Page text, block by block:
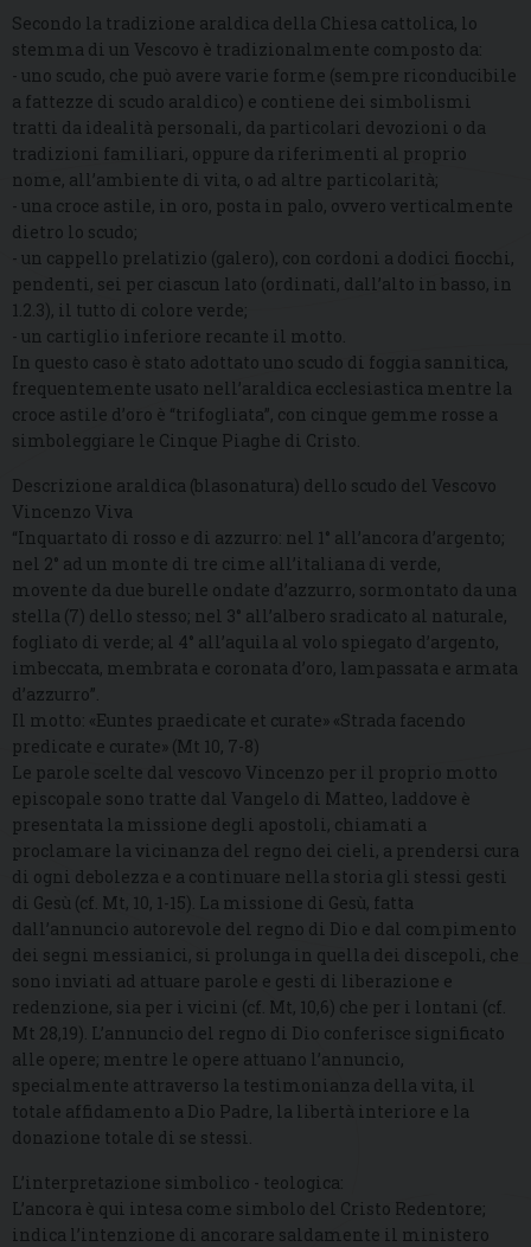
Secondo la tradizione araldica della Chiesa cattolica, lo
stemma di un Vescovo è tradizionalmente composto da:
- uno scudo, che può avere varie forme (sempre riconducibile
a fattezze di scudo araldico) e contiene dei simbolismi
tratti da idealità personali, da particolari devozioni o da
tradizioni familiari, oppure da riferimenti al proprio
nome, all’ambiente di vita, o ad altre particolarità;
- una croce astile, in oro, posta in palo, ovvero verticalmente
dietro lo scudo;
- un cappello prelatizio (galero), con cordoni a dodici fiocchi,
pendenti, sei per ciascun lato (ordinati, dall’alto in basso, in
1.2.3), il tutto di colore verde;
- un cartiglio inferiore recante il motto.
In questo caso è stato adottato uno scudo di foggia sannitica,
frequentemente usato nell’araldica ecclesiastica mentre la
croce astile d’oro è “trifogliata”, con cinque gemme rosse a
simboleggiare le Cinque Piaghe di Cristo.
Descrizione araldica (blasonatura) dello scudo del Vescovo
Vincenzo Viva
“Inquartato di rosso e di azzurro: nel 1° all’ancora d’argento;
nel 2° ad un monte di tre cime all’italiana di verde,
movente da due burelle ondate d’azzurro, sormontato da una
stella (7) dello stesso; nel 3° all’albero sradicato al naturale,
fogliato di verde; al 4° all’aquila al volo spiegato d’argento,
imbeccata, membrata e coronata d’oro, lampassata e armata
d’azzurro”.
Il motto: «Euntes praedicate et curate» «Strada facendo
predicate e curate» (Mt 10, 7-8)
Le parole scelte dal vescovo Vincenzo per il proprio motto
episcopale sono tratte dal Vangelo di Matteo, laddove è
presentata la missione degli apostoli, chiamati a
proclamare la vicinanza del regno dei cieli, a prendersi cura
di ogni debolezza e a continuare nella storia gli stessi gesti
di Gesù (cf. Mt, 10, 1-15). La missione di Gesù, fatta
dall’annuncio autorevole del regno di Dio e dal compimento
dei segni messianici, si prolunga in quella dei discepoli, che
sono inviati ad attuare parole e gesti di liberazione e
redenzione, sia per i vicini (cf. Mt, 10,6) che per i lontani (cf.
Mt 28,19). L’annuncio del regno di Dio conferisce significato
alle opere; mentre le opere attuano l’annuncio,
specialmente attraverso la testimonianza della vita, il
totale affidamento a Dio Padre, la libertà interiore e la
donazione totale di se stessi.
L’interpretazione simbolico - teologica:
L’ancora è qui intesa come simbolo del Cristo Redentore;
indica l’intenzione di ancorare saldamente il ministero